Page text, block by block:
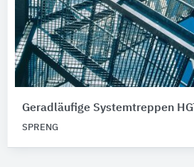
Geradläufige Systemtreppen HGT
SPRENG